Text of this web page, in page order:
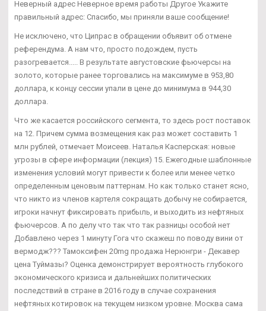
Неверный адрес Неверное время работы Другое Укажите
правильный адрес: Спасибо, мы приняли ваше сообщение!
Не исключено, что Ципрас в обращении объявит об отмене
референдума. А нам что, просто подождем, пусть
разогревается..... В результате августовские фьючерсы на
золото, которые ранее торговались на максимуме в 953,80
доллара, к концу сессии упали в цене до минимума в 944,30
доллара.
Что же касается российского сегмента, то здесь рост поставок
на 12. Причем сумма возмещения как раз может составить 1
млн рублей, отмечает Моисеев. Наталья Касперская: новые
угрозы в сфере информации (лекция) 15. Ежегодные шаблонные
изменения условий могут привести к более или менее четко
определенным ценовым паттернам. Но как только станет ясно,
что никто из членов картеля сокращать добычу не собирается,
игроки начнут фиксировать прибыль, и выходить из нефтяных
фьючерсов. А по делу что так что так разницы особой нет
Добавлено через 1 минуту Гога что скажеш по поводу вини от
вермодж??? Тамоксифен 20mg продажа Нерюнгри - Декавер
цена Туймазы? Оценка демонстрирует вероятность глубокого
экономического кризиса и дальнейших политических
последствий в стране в 2016 году в случае сохранения
нефтяных котировок на текущем низком уровне. Москва сама